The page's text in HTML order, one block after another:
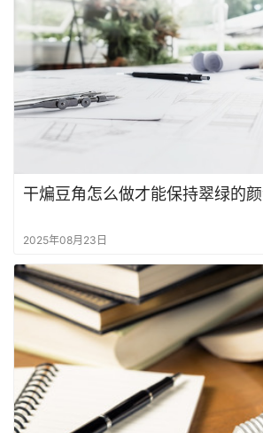
干煸豆角怎么做才能保持翠绿的颜
2025年08月23日